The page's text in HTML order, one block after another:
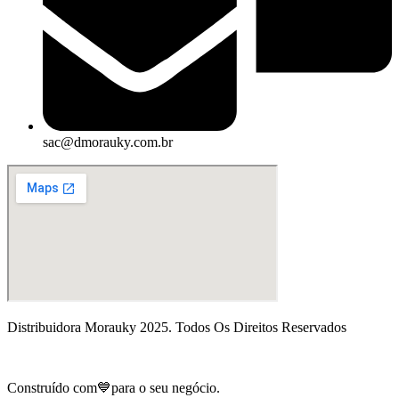
sac@dmorauky.com.br
Distribuidora Morauky 2025. Todos Os Direitos Reservados
Construído com💙para o seu negócio.